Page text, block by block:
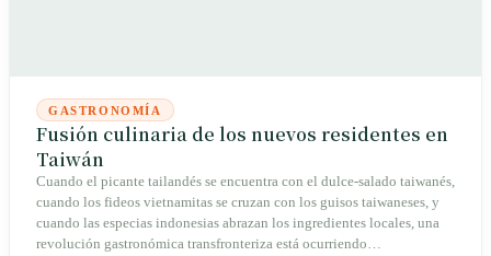
GASTRONOMÍA
Fusión culinaria de los nuevos residentes en
Taiwán
Cuando el picante tailandés se encuentra con el dulce-salado taiwanés,
cuando los fideos vietnamitas se cruzan con los guisos taiwaneses, y
cuando las especias indonesias abrazan los ingredientes locales, una
revolución gastronómica transfronteriza está ocurriendo